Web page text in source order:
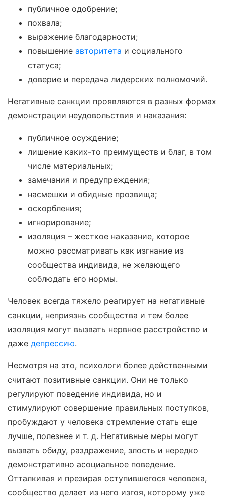
публичное одобрение;
похвала;
выражение благодарности;
повышение авторитета и социального
статуса;
доверие и передача лидерских полномочий.
Негативные санкции проявляются в разных формах
демонстрации неудовольствия и наказания:
публичное осуждение;
лишение каких-то преимуществ и благ, в том
числе материальных;
замечания и предупреждения;
насмешки и обидные прозвища;
оскорбления;
игнорирование;
изоляция – жесткое наказание, которое
можно рассматривать как изгнание из
сообщества индивида, не желающего
соблюдать его нормы.
Человек всегда тяжело реагирует на негативные
санкции, неприязнь сообщества и тем более
изоляция могут вызвать нервное расстройство и
даже депрессию.
Несмотря на это, психологи более действенными
считают позитивные санкции. Они не только
регулируют поведение индивида, но и
стимулируют совершение правильных поступков,
пробуждают у человека стремление стать еще
лучше, полезнее и т. д. Негативные меры могут
вызвать обиду, раздражение, злость и нередко
демонстративно асоциальное поведение.
Отталкивая и презирая оступившегося человека,
сообщество делает из него изгоя, которому уже